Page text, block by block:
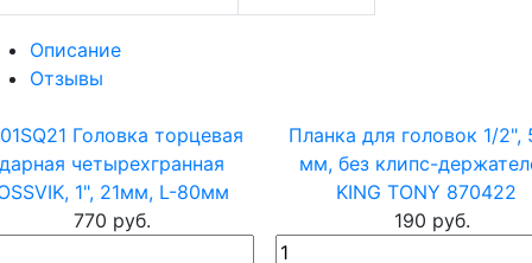
Описание
Отзывы
Головка торцевая
четырехгранная
1", 21мм, L-80мм
770 руб.
Планка для головок 1/2",
мм, без клипс-
KING TONY 870422
190 руб.